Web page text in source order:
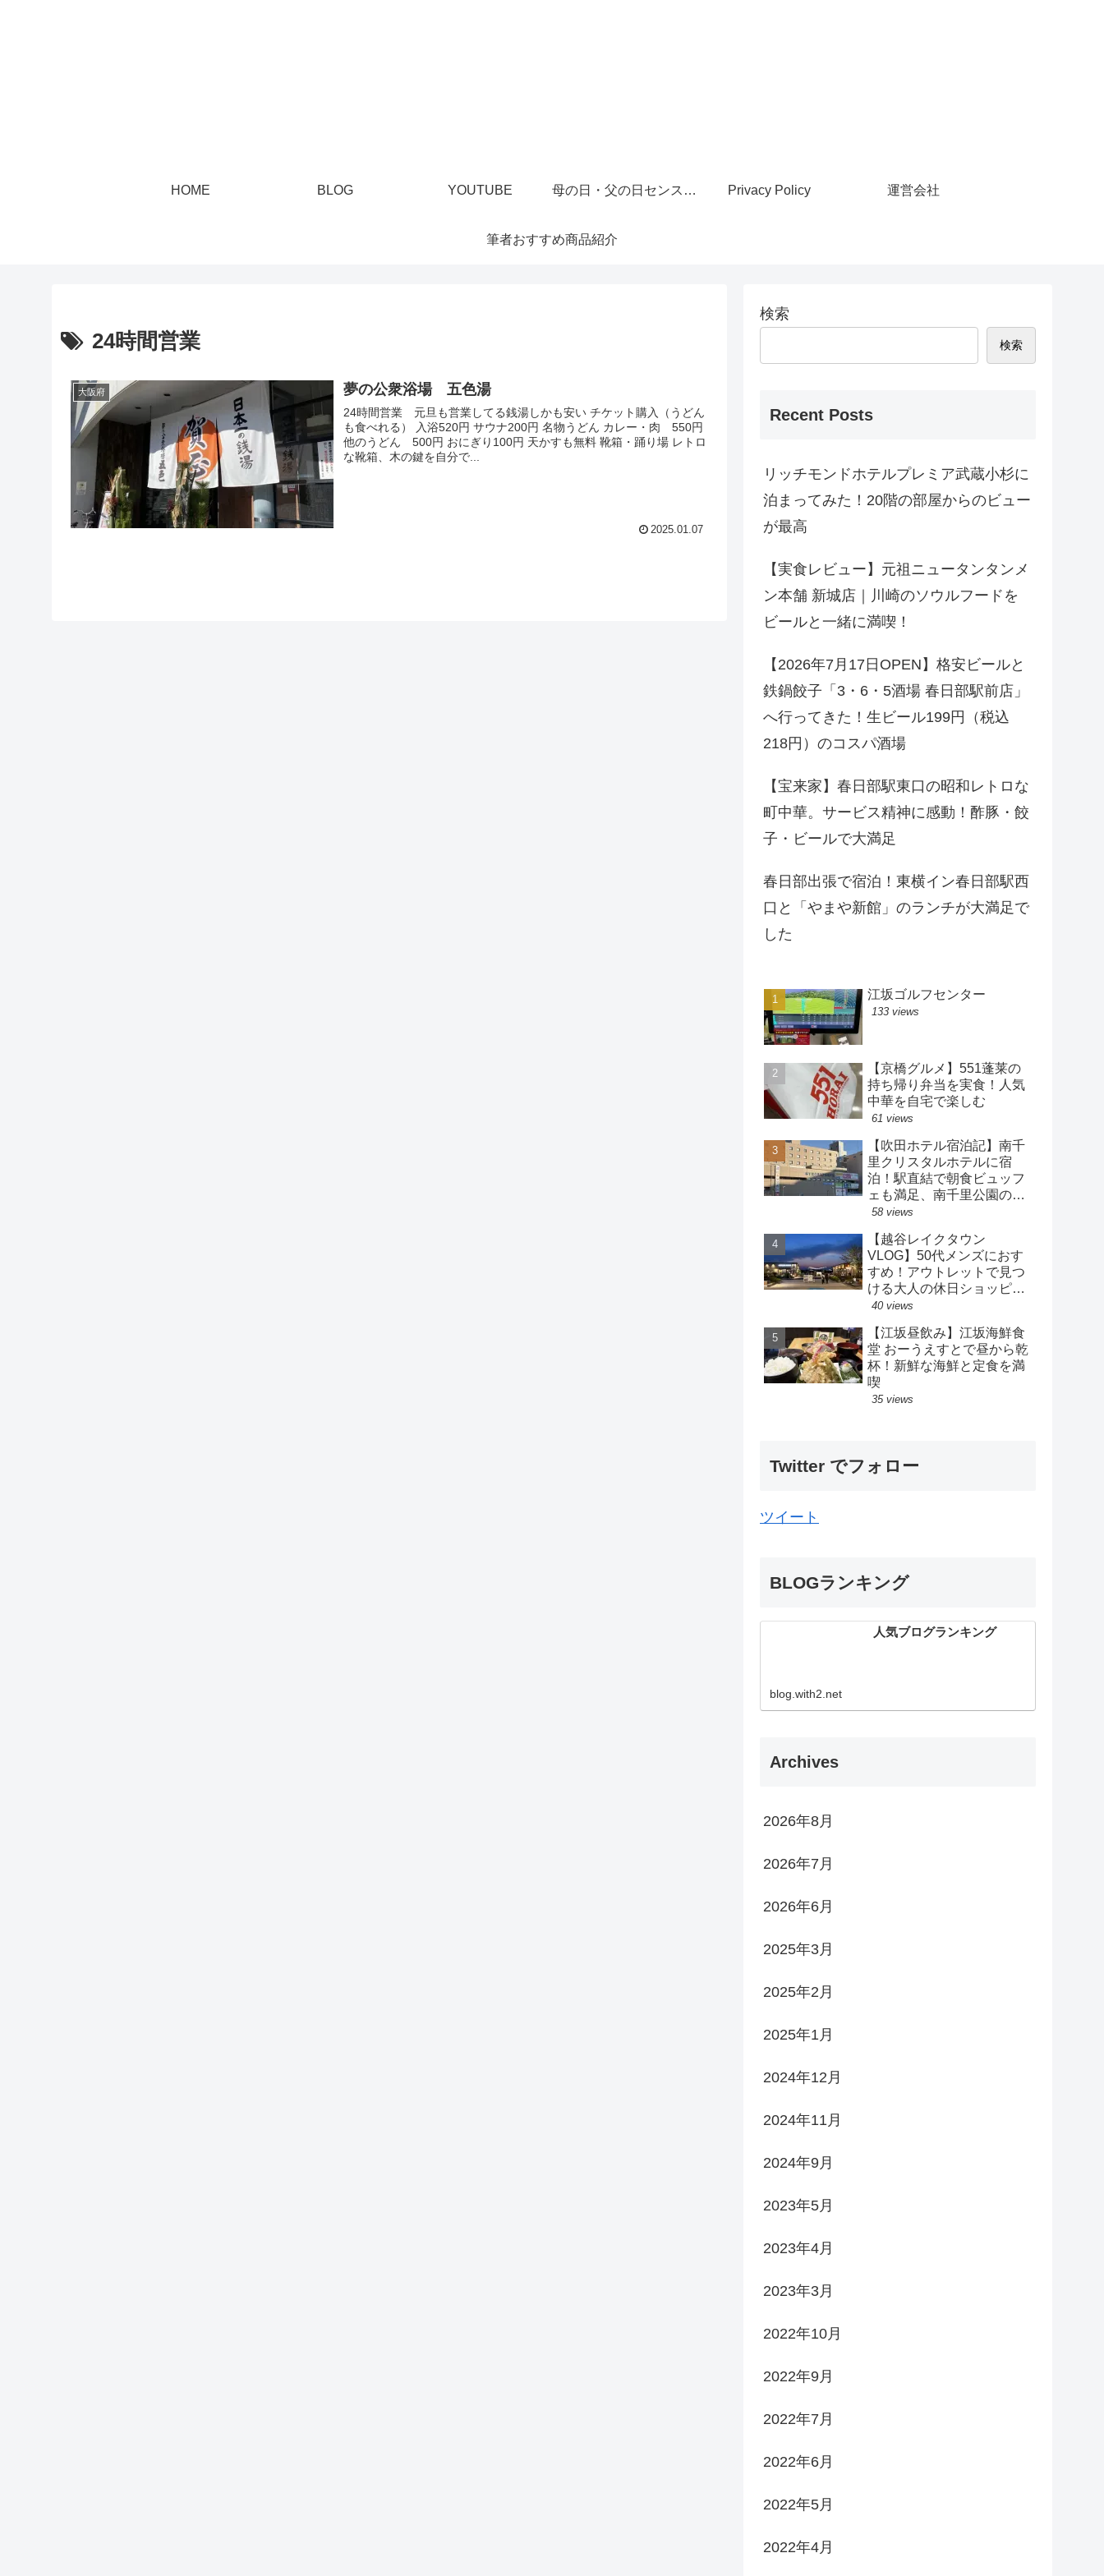
HOME BLOG YOUTUBE 母の日・父の日センスあるプレゼント Privacy Policy 運営会社
筆者おすすめ商品紹介
24時間営業
大阪府 夢の公衆浴場 五色湯
24時間営業 元旦も営業してる銭湯しかも安い チケット購入（うどん
も食べれる） 入浴520円 サウナ200円 名物うどん カレー・肉 550円
他のうどん 500円 おにぎり100円 天かすも無料 靴箱・踊り場 レトロ
な靴箱、木の鍵を自分で...
2025.01.07
検索
検索
Recent Posts
リッチモンドホテルプレミア武蔵小杉に
泊まってみた！20階の部屋からのビュー
が最高
【実食レビュー】元祖ニュータンタンメ
ン本舗 新城店｜川崎のソウルフードを
ビールと一緒に満喫！
【2026年7月17日OPEN】格安ビールと
鉄鍋餃子「3・6・5酒場 春日部駅前店」
へ行ってきた！生ビール199円（税込
218円）のコスパ酒場
【宝来家】春日部駅東口の昭和レトロな
町中華。サービス精神に感動！酢豚・餃
子・ビールで大満足
春日部出張で宿泊！東横イン春日部駅西
口と「やまや新館」のランチが大満足で
した
江坂ゴルフセンター
133 views
【京橋グルメ】551蓬莱の
持ち帰り弁当を実食！人気
中華を自宅で楽しむ
61 views
【吹田ホテル宿泊記】南千
里クリスタルホテルに宿
泊！駅直結で朝食ビュッフ
ェも満足、南千里公園の散
策も楽しめるホテル
58 views
【越谷レイクタウン
VLOG】50代メンズにおす
すめ！アウトレットで見つ
ける大人の休日ショッピン
グ
40 views
【江坂昼飲み】江坂海鮮食
堂 おーうえすとで昼から乾
杯！新鮮な海鮮と定食を満
喫
35 views
Twitter でフォロー
ツイート
BLOGランキング
人気ブログランキング
blog.with2.net
Archives
2026年8月
2026年7月
2026年6月
2025年3月
2025年2月
2025年1月
2024年12月
2024年11月
2024年9月
2023年5月
2023年4月
2023年3月
2022年10月
2022年9月
2022年7月
2022年6月
2022年5月
2022年4月